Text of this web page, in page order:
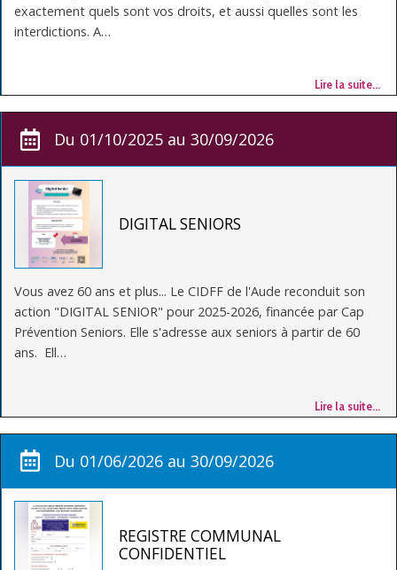
exactement quels sont vos droits, et aussi quelles sont les
interdictions. A…
Lire la suite…
Du 01/10/2025 au 30/09/2026
DIGITAL SENIORS
Vous avez 60 ans et plus... Le CIDFF de l'Aude reconduit son
action "DIGITAL SENIOR" pour 2025-2026, financée par Cap
Prévention Seniors. Elle s'adresse aux seniors à partir de 60
ans. Ell…
Lire la suite…
Du 01/06/2026 au 30/09/2026
REGISTRE COMMUNAL
CONFIDENTIEL